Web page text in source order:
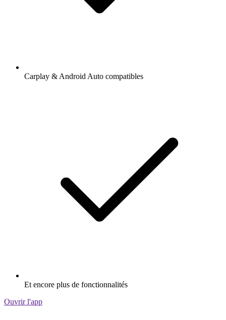
Carplay & Android Auto compatibles
Et encore plus de fonctionnalités
Ouvrir l'app